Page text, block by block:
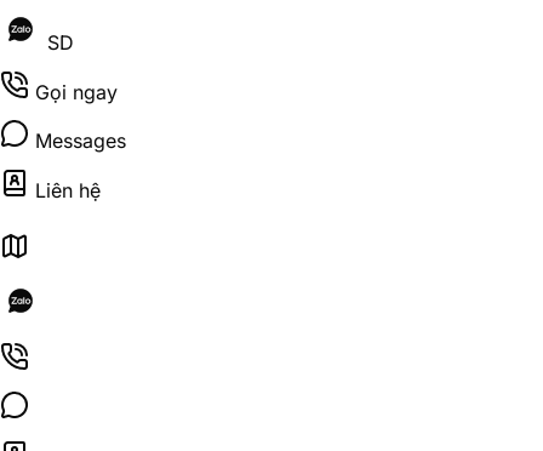
SD
Gọi ngay
Messages
Liên hệ